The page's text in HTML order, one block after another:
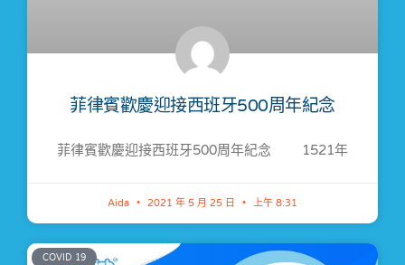
菲律賓歡慶迎接西班牙500周年紀念
菲律賓歡慶迎接西班牙500周年紀念 1521年
Aida 2021 年 5 月 25 日 上午 8:31
COVID 19